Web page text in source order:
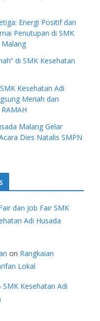
Energi Positif dan
Penutupan di SMK
di SMK Kesehatan
Kesehatan Adi
Meriah dan
Malang Gelar
Dies Natalis SMPN
dan Job Fair SMK
Adi Husada
on Rangkaian
Lokal
SMK Kesehatan Adi